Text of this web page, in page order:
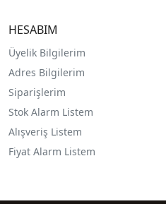
HESABIM
Üyelik Bilgilerim
Adres Bilgilerim
Siparişlerim
Stok Alarm Listem
Alışveriş Listem
Fiyat Alarm Listem